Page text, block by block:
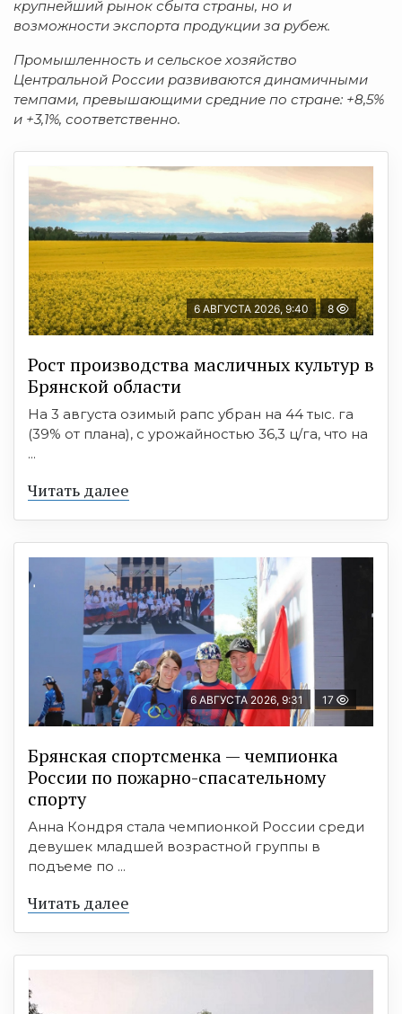
крупнейший рынок сбыта страны, но и
возможности экспорта продукции за рубеж.
Промышленность и сельское хозяйство
Центральной России развиваются динамичными
темпами, превышающими средние по стране: +8,5%
и +3,1%, соответственно.
6 АВГУСТА 2026, 9:40 8
Рост производства масличных культур в
Брянской области
На 3 августа озимый рапс убран на 44 тыс. га
(39% от плана), с урожайностью 36,3 ц/га, что на
...
Читать далее
6 АВГУСТА 2026, 9:31 17
Брянская спортсменка — чемпионка
России по пожарно-спасательному
спорту
Анна Кондря стала чемпионкой России среди
девушек младшей возрастной группы в
подъеме по ...
Читать далее